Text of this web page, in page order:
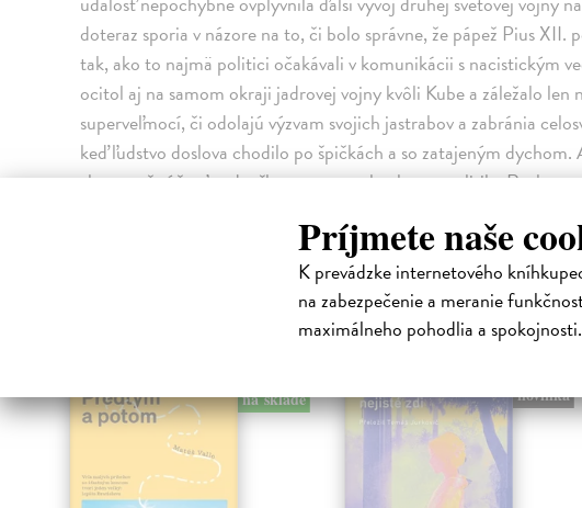
Príjmete naše
K prevádzke internetového
na zabezpečenie a meranie
maximálneho pohodlia a spokojnosti.
doteraz sporia v názore na to, či bolo správne, že pápež Pius XII.
tak, ako to najmä politici očakávali v komunikácii s nacistickým
ocitol aj na samom okraji jadrovej vojny kvôli Kube a záležalo len
superveľmocí, či odolajú výzvam svojich jastrabov a zabránia
keď ľudstvo doslova chodilo po špičkách a so zatajeným
vlastne už súčasťou dneška a znamenala obrat v politike Ruska
závere roku 1999, čím prispel k tomu, že Rusko sa o pár rokov
na sklade
novinka